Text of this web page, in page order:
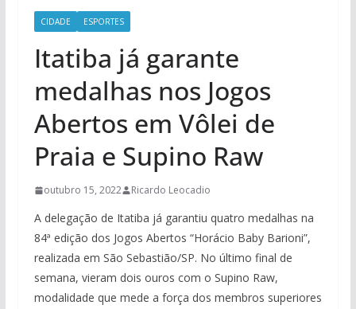
CIDADE ESPORTES
Itatiba já garante
medalhas nos Jogos
Abertos em Vôlei de
Praia e Supino Raw
outubro 15, 2022 Ricardo Leocadio
A delegação de Itatiba já garantiu quatro medalhas na
84ª edição dos Jogos Abertos “Horácio Baby Barioni”,
realizada em São Sebastião/SP. No último final de
semana, vieram dois ouros com o Supino Raw,
modalidade que mede a força dos membros superiores